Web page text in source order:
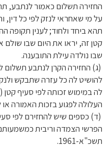
החזירה תשלום כאמור לנתבע,
על מי שאחראי לנזק לפי כל דין,
תהא ביחד ולחוד; לענין תקופה
קטן זה, יראו את היום שבו שולם
שבו נולדה עילת התובענה.
(ג) החזירה הקרן לנתבע תשלום
להושיט לה כל עזרה שתבקש
העלולה לפגוע בזכות האמורה
(ד) כספים שיש להחזירם לפי
הפרשי הצמדה וריבית
תשכ"א-1961.